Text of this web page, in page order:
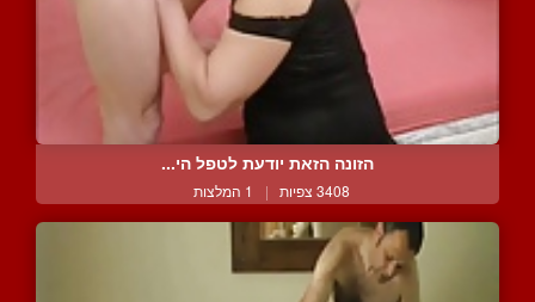
הזונה הזאת יודעת לטפל הי...
3408 צפיות | 1 המלצות